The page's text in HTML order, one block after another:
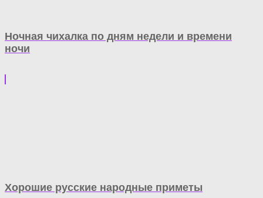
Ночная чихалка по дням недели и времени
ночи
Хорошие русские народные приметы